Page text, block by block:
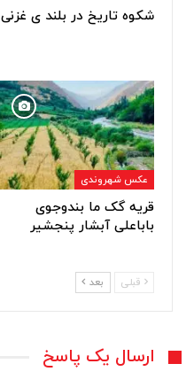
شکوه تاریخ در بلند ی غزنی
عکس شهروندی
قریه گک ما بندوجوی
باباعلی آبشار پنجشیر
قبلی بعد
ارسال یک پاسخ